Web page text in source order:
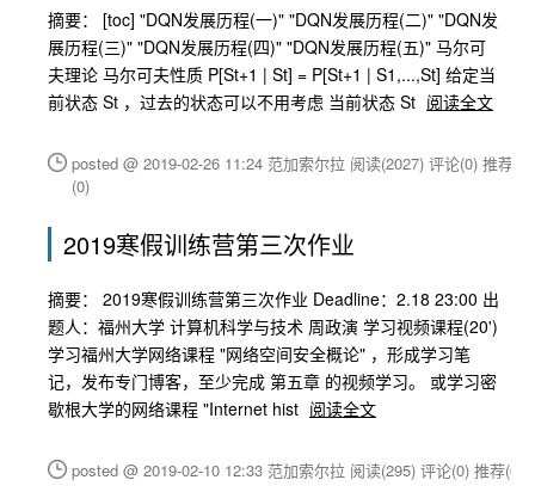
摘要： [toc] "DQN发展历程(一)" "DQN发展历程(二)" "DQN发
展历程(三)" "DQN发展历程(四)" "DQN发展历程(五)" 马尔可
夫理论 马尔可夫性质 P[St+1 | St] = P[St+1 | S1,...,St] 给定当
前状态 St ，过去的状态可以不用考虑 当前状态 St 阅读全文
posted @ 2019-02-26 11:24 范加索尔拉 阅读(2027) 评论(0) 推荐
(0)
2019寒假训练营第三次作业
摘要： 2019寒假训练营第三次作业 Deadline：2.18 23:00 出
题人：福州大学 计算机科学与技术 周政演 学习视频课程(20')
学习福州大学网络课程 "网络空间安全概论" ，形成学习笔
记，发布专门博客，至少完成 第五章 的视频学习。 或学习密
歇根大学的网络课程 "Internet hist 阅读全文
posted @ 2019-02-10 12:33 范加索尔拉 阅读(295) 评论(0) 推荐(0)